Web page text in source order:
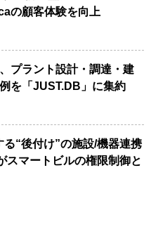
の顧客体験を向上
プラント設計・調達・建
を「JUST.DB」に集約
る“後付け”の施設/機器連携
スマートビルの権限制御と